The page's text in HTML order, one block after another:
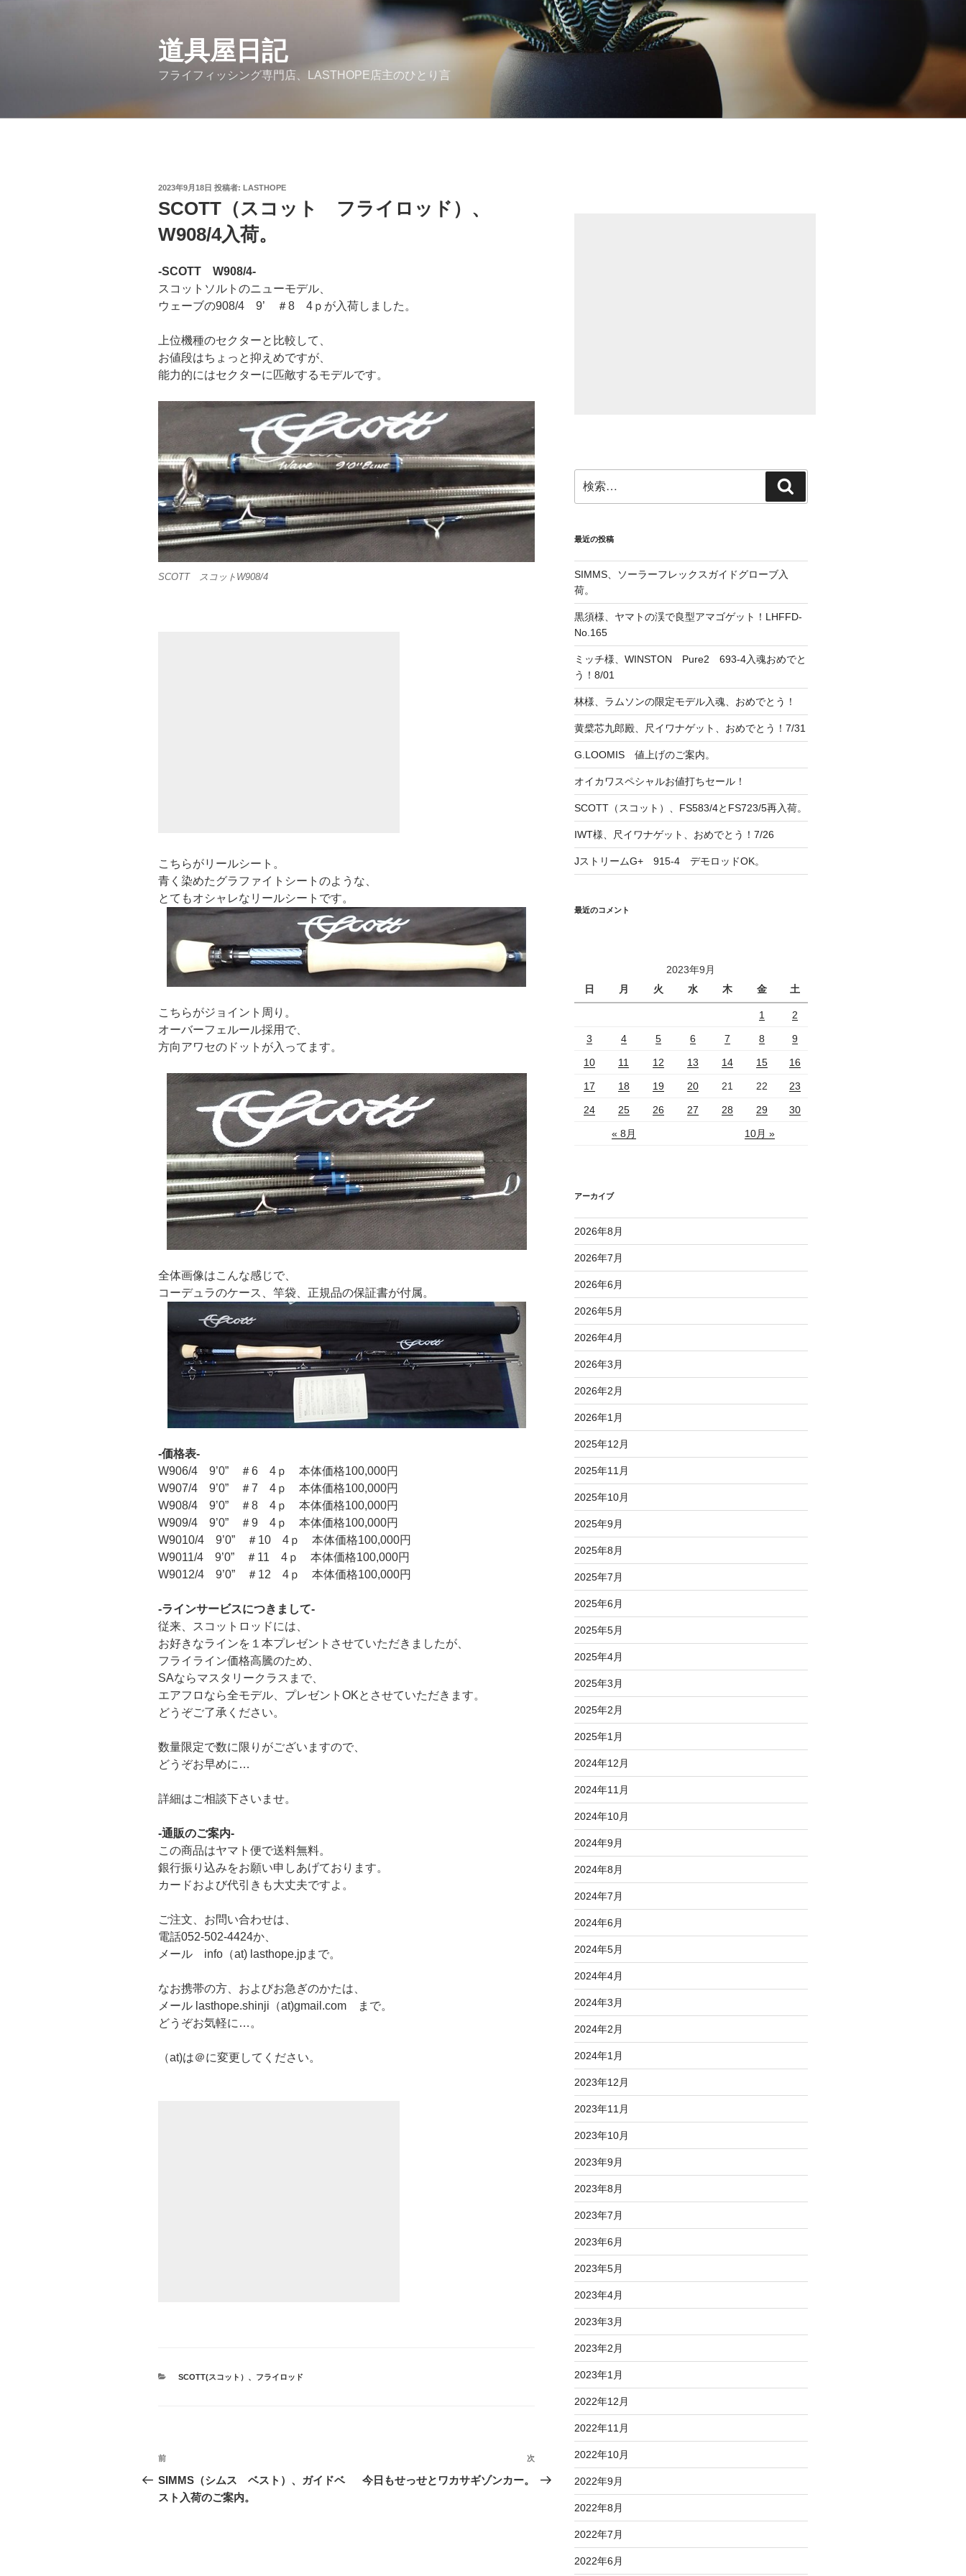
道具屋日記
フライフィッシング専門店、LASTHOPE店主のひとり言
投
日:
2023年9月18日 投稿者: LASTHOPE
SCOTT（スコット フライロッド）、
W908/4入荷。
-SCOTT W908/4-
スコットソルトのニューモデル、
ウェーブの908/4 9’ ＃8 4ｐが入荷しました。
上位機種のセクターと比較して、
お値段はちょっと抑えめですが、
能力的にはセクターに匹敵するモデルです。
SCOTT スコットW908/4
こちらがリールシート。
青く染めたグラファイトシートのような、
とてもオシャレなリールシートです。
こちらがジョイント周り。
オーバーフェルール採用で、
方向アワセのドットが入ってます。
全体画像はこんな感じで、
コーデュラのケース、竿袋、正規品の保証書が付属。
-価格表-
W906/4 9’0” ＃6 4ｐ 本体価格100,000円
W907/4 9’0” ＃7 4ｐ 本体価格100,000円
W908/4 9’0” ＃8 4ｐ 本体価格100,000円
W909/4 9’0” ＃9 4ｐ 本体価格100,000円
W9010/4 9’0” ＃10 4ｐ 本体価格100,000円
W9011/4 9’0” ＃11 4ｐ 本体価格100,000円
W9012/4 9’0” ＃12 4ｐ 本体価格100,000円
-ラインサービスにつきまして-
従来、スコットロッドには、
お好きなラインを１本プレゼントさせていただきましたが、
フライライン価格高騰のため、
SAならマスタリークラスまで、
エアフロなら全モデル、プレゼントOKとさせていただきます。
どうぞご了承ください。
数量限定で数に限りがございますので、
どうぞお早めに…
詳細はご相談下さいませ。
-通販のご案内-
この商品はヤマト便で送料無料。
銀行振り込みをお願い申しあげております。
カードおよび代引きも大丈夫ですよ。
ご注文、お問い合わせは、
電話052-502-4424か、
メール info（at) lasthope.jpまで。
なお携帯の方、およびお急ぎのかたは、
メール lasthope.shinji（at)gmail.com まで。
どうぞお気軽に…。
（at)は＠に変更してください。
カ
SCOTT(スコット） 、 フライロッド
投
稿
ナ
前
の
投
前
SIMMS（シムス ベスト）、ガイドベ
スト入荷のご案内。
の
次
今日もせっせとワカサギゾンカー。
索:
索
最近の投稿
SIMMS、ソーラーフレックスガイドグローブ入
荷。
黒須様、ヤマトの渓で良型アマゴゲット！LHFFD-
No.165
ミッチ様、WINSTON Pure2 693-4入魂おめでと
う！8/01
林様、ラムソンの限定モデル入魂、おめでとう！
黄檗芯九郎殿、尺イワナゲット、おめでとう！7/31
G.LOOMIS 値上げのご案内。
オイカワスペシャルお値打ちセール！
SCOTT（スコット）、FS583/4とFS723/5再入荷。
IWT様、尺イワナゲット、おめでとう！7/26
JストリームG+ 915-4 デモロッドOK。
最近のコメント
2023年9月
日
月 火 水 木 金 土
« 8月 10月 »
1 2
3 4 5 6 7 8 9
10 11 12 13 14 15 16
17 18 19 20 21 22 23
24 25 26 27 28 29 30
アーカイブ
2026年8月
2026年7月
2026年6月
2026年5月
2026年4月
2026年3月
2026年2月
2026年1月
2025年12月
2025年11月
2025年10月
2025年9月
2025年8月
2025年7月
2025年6月
2025年5月
2025年4月
2025年3月
2025年2月
2025年1月
2024年12月
2024年11月
2024年10月
2024年9月
2024年8月
2024年7月
2024年6月
2024年5月
2024年4月
2024年3月
2024年2月
2024年1月
2023年12月
2023年11月
2023年10月
2023年9月
2023年8月
2023年7月
2023年6月
2023年5月
2023年4月
2023年3月
2023年2月
2023年1月
2022年12月
2022年11月
2022年10月
2022年9月
2022年8月
2022年7月
2022年6月